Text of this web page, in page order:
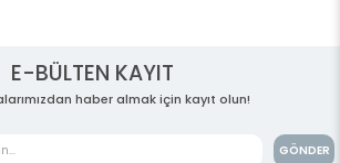
E-BÜLTEN KAYIT
haber almak için kayıt olun!
GÖNDER